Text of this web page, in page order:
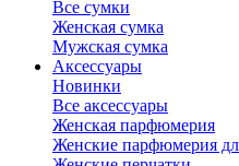
Все сумки
Женская сумка
Мужская сумка
Аксессуары
Новинки
Все аксессуары
Женская парфюмерия
Женские парфюмерия